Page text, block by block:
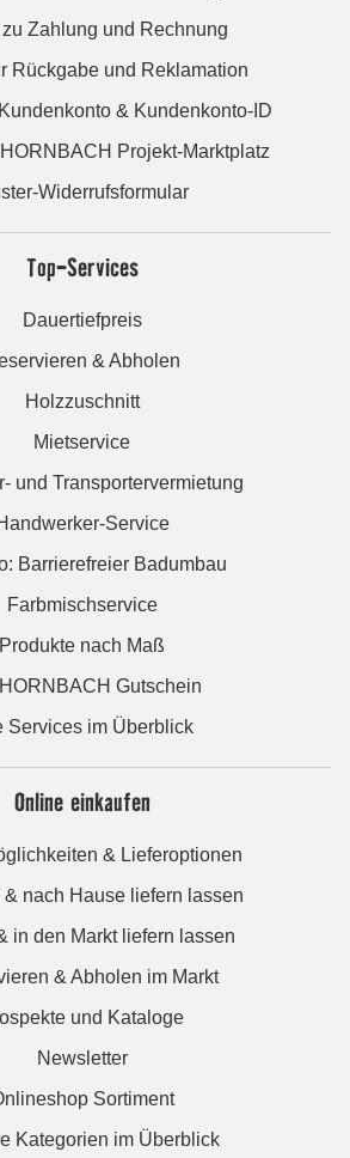
Zahlung und Rechnung
Rückgabe und Reklamation
& Kundenkonto-ID
Projekt-Marktplatz
Widerrufsformular
Top-Services
Dauertiefpreis
& Abholen
Holzzuschnitt
Mietservice
und Transportervermietung
Service
Barrierefreier Badumbau
Farbmischservice
Produkte nach Maß
Gutschein
Services im Überblick
Online einkaufen
& Lieferoptionen
& nach Hause liefern lassen
in den Markt liefern lassen
& Abholen im Markt
und Kataloge
Newsletter
Sortiment
Kategorien im Überblick